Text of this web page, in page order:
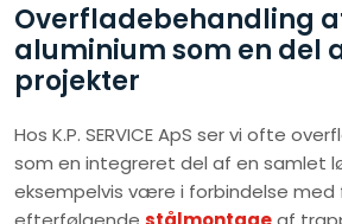
Overfladebehandling
aluminium som en del
projekter
Hos K.P. SERVICE ApS ser vi ofte
som en integreret del af en samlet
eksempelvis være i forbindelse med